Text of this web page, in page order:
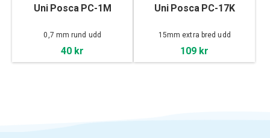
Uni Posca PC-1M
0,7 mm rund udd
40 kr
Uni Posca PC-17K
15mm extra bred udd
109 kr